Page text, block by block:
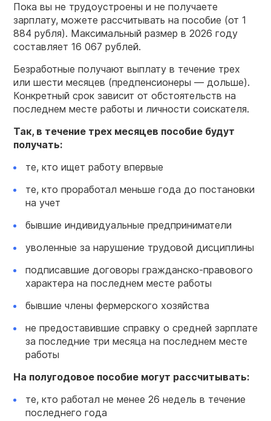
Пока вы не трудоустроены и не получаете
зарплату, можете рассчитывать на пособие (от 1
884 рубля). Максимальный размер в 2026 году
составляет 16 067 рублей.
Безработные получают выплату в течение трех
или шести месяцев (предпенсионеры — дольше).
Конкретный срок зависит от обстоятельств на
последнем месте работы и личности соискателя.
Так, в течение трех месяцев пособие будут
получать:
те, кто ищет работу впервые
те, кто проработал меньше года до постановки
на учет
бывшие индивидуальные предприниматели
уволенные за нарушение трудовой дисциплины
подписавшие договоры гражданско-правового
характера на последнем месте работы
бывшие члены фермерского хозяйства
не предоставившие справку о средней зарплате
за последние три месяца на последнем месте
работы
На полугодовое пособие могут рассчитывать:
те, кто работал не менее 26 недель в течение
последнего года